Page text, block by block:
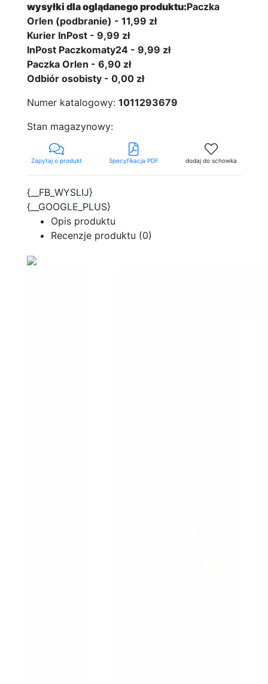
wysyłki dla oglądanego produktu:Paczka
Orlen (podbranie) - 11,99 zł
Kurier InPost - 9,99 zł
InPost Paczkomaty24 - 9,99 zł
Paczka Orlen - 6,90 zł
Odbiór osobisty - 0,00 zł
Numer katalogowy: 1011293679
Stan magazynowy:
Zapytaj o produkt Specyfikacja PDF dodaj do schowka
{__FB_WYSLIJ}
{__GOOGLE_PLUS}
Opis produktu
Recenzje produktu (0)